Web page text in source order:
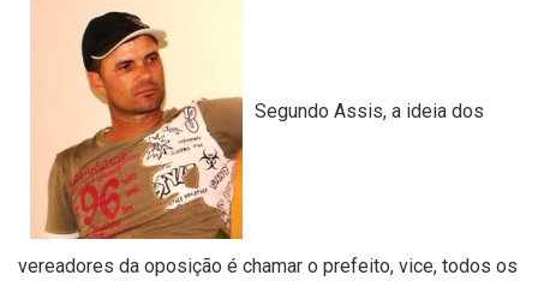
Segundo Assis, a ideia dos
vereadores da oposição é chamar o prefeito, vice, todos os